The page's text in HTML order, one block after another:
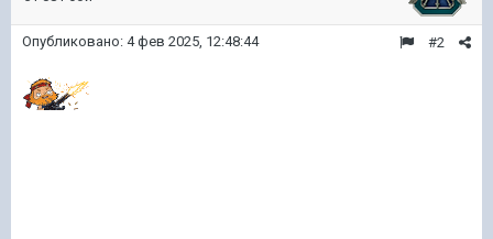
#2
Опубликовано: 4 фев 2025, 12:48:44